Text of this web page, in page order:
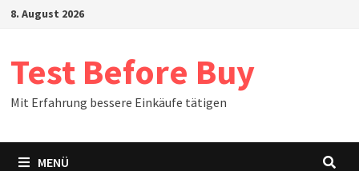
Zum8. August 2026
Test Before Buy
Mit Erfahrung bessere Einkäufe tätigen
MENÜ